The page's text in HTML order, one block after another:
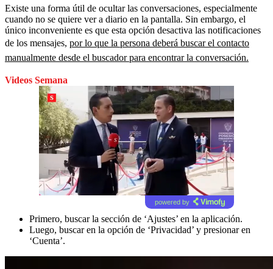
Existe una forma útil de ocultar las conversaciones, especialmente
cuando no se quiere ver a diario en la pantalla. Sin embargo, el
único inconveniente es que esta opción desactiva las notificaciones
de los mensajes, por lo que la persona deberá buscar el contacto
manualmente desde el buscador para encontrar la conversación.
Videos Semana
powered by
Primero, buscar la sección de ‘Ajustes’ en la aplicación.
Luego, buscar en la opción de ‘Privacidad’ y presionar en
‘Cuenta’.